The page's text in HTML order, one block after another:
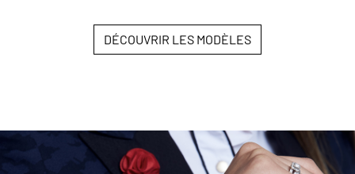
DÉCOUVRIR LES MODÈLES